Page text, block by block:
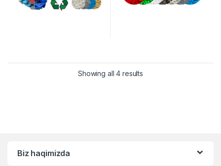
Showing all 4 results
Biz haqimizda